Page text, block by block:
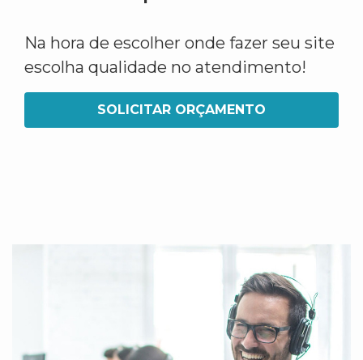
Na hora de escolher onde fazer seu site
escolha qualidade no atendimento!
SOLICITAR ORÇAMENTO